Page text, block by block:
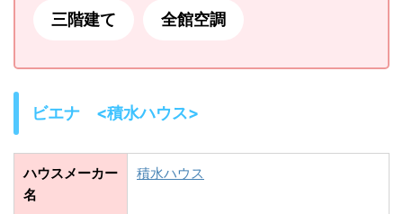
三階建て 全館空調
ビエナ <積水ハウス>
ハウスメーカー
名
積水ハウス